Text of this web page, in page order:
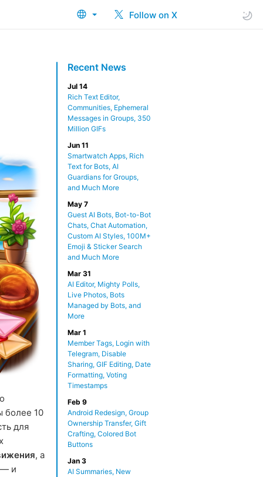
Follow on X
Recent News
Jul 14
Rich Text Editor,
Communities, Ephemeral
Messages in Groups, 350
Million GIFs
Jun 11
Smartwatch Apps, Rich
Text for Bots, AI
Guardians for Groups,
and Much More
May 7
Guest AI Bots, Bot-to-Bot
Chats, Chat Automation,
Custom AI Styles, 100M+
Emoji & Sticker Search
and Much More
Mar 31
AI Editor, Mighty Polls,
Live Photos, Bots
Managed by Bots, and
More
Mar 1
Member Tags, Login with
Telegram, Disable
Sharing, GIF Editing, Date
Formatting, Voting
Timestamps
Feb 9
Android Redesign, Group
Ownership Transfer, Gift
Crafting, Colored Bot
Buttons
Jan 3
AI Summaries, New
более 10
для
, а
и